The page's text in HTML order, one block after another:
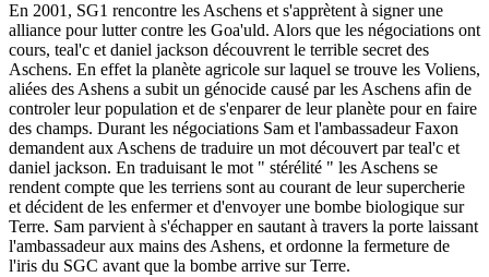
En 2001, SG1 rencontre les Aschens et s'apprètent à signer une
alliance pour lutter contre les Goa'uld. Alors que les négociations ont
cours, teal'c et daniel jackson découvrent le terrible secret des
Aschens. En effet la planète agricole sur laquel se trouve les Voliens,
aliées des Ashens a subit un génocide causé par les Aschens afin de
controler leur population et de s'enparer de leur planète pour en faire
des champs. Durant les négociations Sam et l'ambassadeur Faxon
demandent aux Aschens de traduire un mot découvert par teal'c et
daniel jackson. En traduisant le mot " stérélité " les Aschens se
rendent compte que les terriens sont au courant de leur supercherie
et décident de les enfermer et d'envoyer une bombe biologique sur
Terre. Sam parvient à s'échapper en sautant à travers la porte laissant
l'ambassadeur aux mains des Ashens, et ordonne la fermeture de
l'iris du SGC avant que la bombe arrive sur Terre.